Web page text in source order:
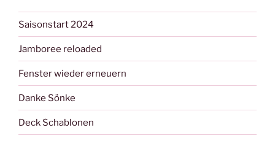
Saisonstart 2024
Jamboree reloaded
Fenster wieder erneuern
Danke Sönke
Deck Schablonen